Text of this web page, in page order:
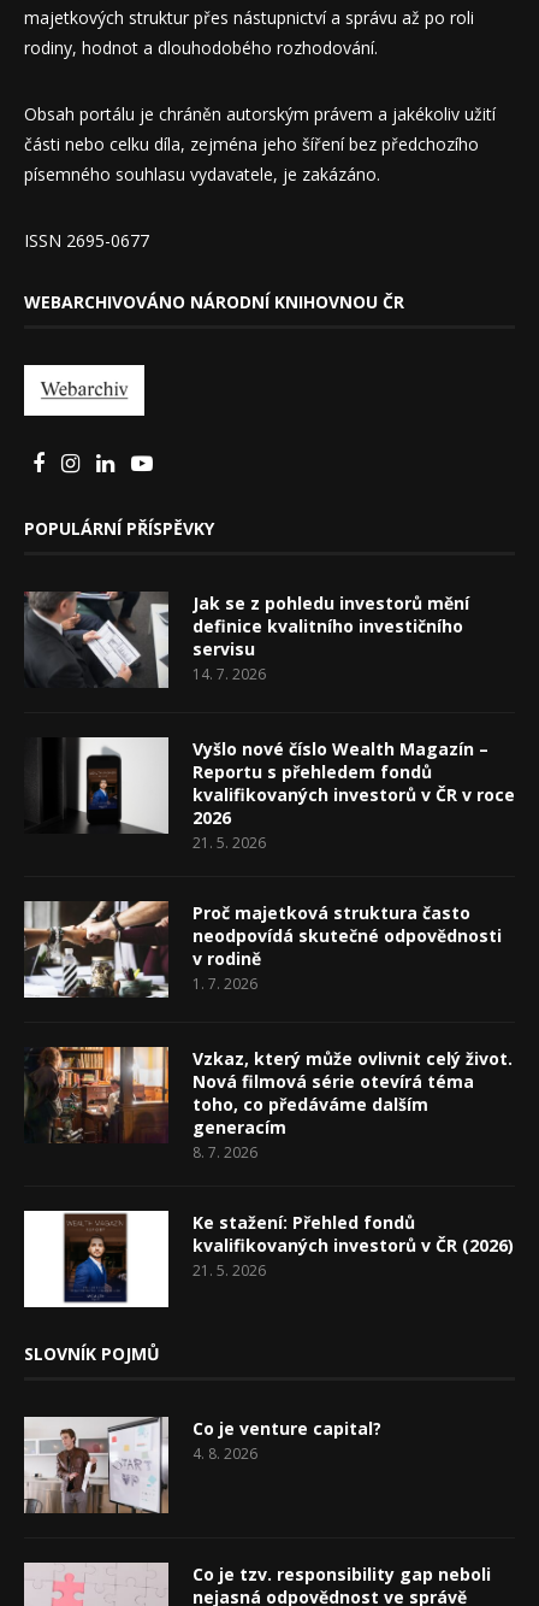
majetkových struktur přes nástupnictví a správu až po roli
rodiny, hodnot a dlouhodobého rozhodování.
Obsah portálu je chráněn autorským právem a jakékoliv užití
části nebo celku díla, zejména jeho šíření bez předchozího
písemného souhlasu vydavatele, je zakázáno.
ISSN 2695-0677
WEBARCHIVOVÁNO NÁRODNÍ KNIHOVNOU ČR
POPULÁRNÍ PŘÍSPĚVKY
Jak se z pohledu investorů mění
definice kvalitního investičního
servisu
14. 7. 2026
Vyšlo nové číslo Wealth Magazín –
Reportu s přehledem fondů
kvalifikovaných investorů v ČR v roce
2026
21. 5. 2026
Proč majetková struktura často
neodpovídá skutečné odpovědnosti
v rodině
1. 7. 2026
Vzkaz, který může ovlivnit celý život.
Nová filmová série otevírá téma
toho, co předáváme dalším
generacím
8. 7. 2026
Ke stažení: Přehled fondů
kvalifikovaných investorů v ČR (2026)
21. 5. 2026
SLOVNÍK POJMŮ
Co je venture capital?
4. 8. 2026
Co je tzv. responsibility gap neboli
nejasná odpovědnost ve správě